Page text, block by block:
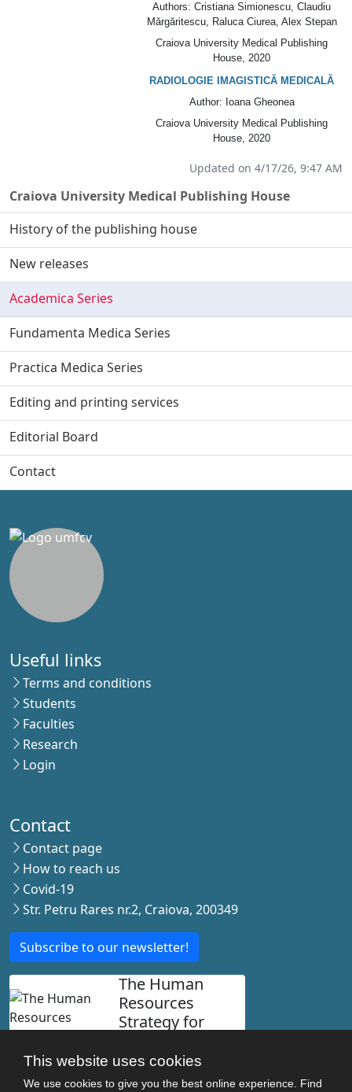
This website uses cookies
We use cookies to give you the best online experience. Find
Craiova University Medical Publishing House
History of the publishing house
New releases
Academica Series
Fundamenta Medica Series
Practica Medica Series
Editing and printing services
Editorial Board
Contact
Authors: Cristiana Simionescu, Claudiu
Mărgăritescu, Raluca Ciurea, Alex Stepan
Craiova University Medical Publishing
House, 2020
RADIOLOGIE IMAGISTICĂ MEDICALĂ
Author: Ioana Gheonea
Craiova University Medical Publishing
House, 2020
Updated on 4/17/26, 9:47 AM
Useful links
Terms and conditions
Students
Faculties
Research
Login
Contact
Contact page
How to reach us
Covid-19
Str. Petru Rares nr.2, Craiova, 200349
Subscribe to our newsletter!
The Human
Resources
Strategy for